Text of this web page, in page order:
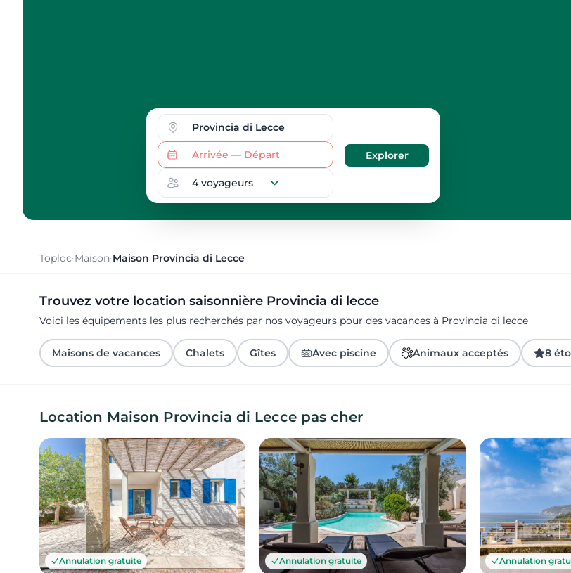
Toploc·Maison·Maison Provincia di Lecce
Trouvez votre location saisonnière Provincia di lecce
Voici les équipements les plus recherchés par nos voyageurs pour des vacances à Provincia di lecce
Maisons de vacances Chalets Gîtes Avec piscine Animaux acceptés 8
Location Maison Provincia di Lecce pas cher
Annulation gratuite Annulation gratuite Annulation